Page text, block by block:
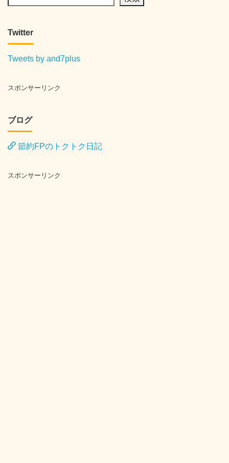
Twitter
Tweets by and7plus
スポンサーリンク
ブログ
節約FPのトクトク日記
スポンサーリンク